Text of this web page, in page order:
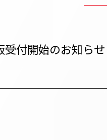
付開始のお知らせ